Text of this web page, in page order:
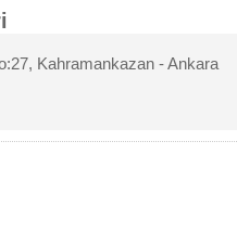
Kahramankazan - Ankara